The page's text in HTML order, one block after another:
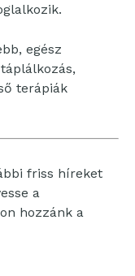
egész
terápiák
friss híreket
a
hozzánk a